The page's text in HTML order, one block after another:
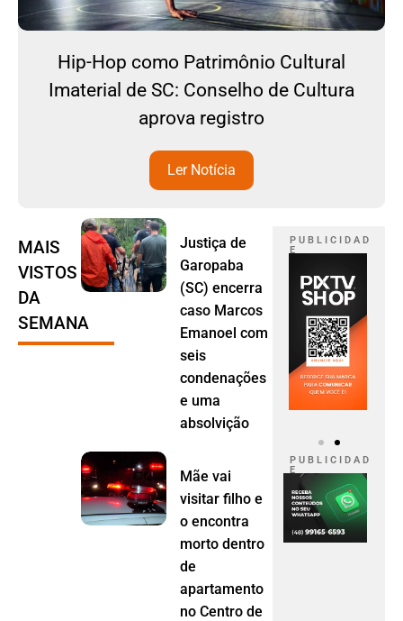
Hip-Hop como Patrimônio Cultural
Imaterial de SC: Conselho de Cultura
aprova registro
Ler Notícia
MAIS
VISTOS
DA
SEMANA
Justiça de
Garopaba
(SC) encerra
caso Marcos
Emanoel com
seis
condenações
e uma
absolvição
Mãe vai
visitar filho e
o encontra
morto dentro
de
apartamento
no Centro de
P U B L I C I D A D
E
P U B L I C I D A D
E